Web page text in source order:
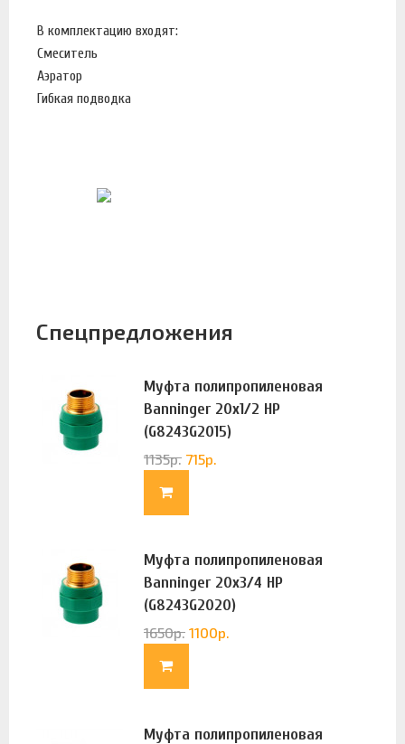
В комплектацию входят:
Смеситель
Аэратор
Гибкая подводка
Спецпредложения
Муфта полипропиленовая
Banninger 20х1/2 НР
(G8243G2015)
1135р. 715р.
Муфта полипропиленовая
Banninger 20х3/4 НР
(G8243G2020)
1650р. 1100р.
Муфта полипропиленовая